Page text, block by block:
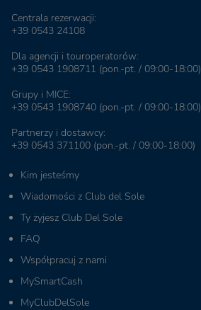
Centrala rezerwacji:
+39 0543 24108
Dla agencji i touroperatorów:
+39 0543 1908711 (pon.-pt. / 09:00-18:00)
Grupy i MICE:
+39 0543 1908740 (pon.-pt. / 09:00-18:00)
Partnerzy i dostawcy:
+39 0543 371100 (pon.-pt. / 09:00-18:00)
Kim jesteśmy
Wiadomości z Club del Sole
Ty żyjesz Club Del Sole
FAQ
Współpracuj z nami
MySmartCash
MyClubDelSole